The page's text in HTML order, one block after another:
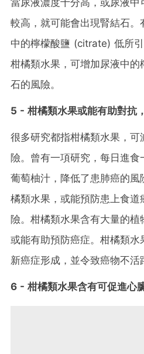
較高，就可能會出現腎結石
中的檸檬酸鹽 (citrate) 低所
柑橘類水果，可增加尿液中
石的風險。
5 - 柑橘類水果或能有助對抗
很多研究都指柑橘類水果，
險。曾有一項研究，每日進
葡萄柚汁，降低了患肺癌的
橘類水果，或能預防患上食
險。柑橘類水果含有大量的植
或能有助預防癌症。柑橘類水
新癌症形成，並令致癌物不活
6 - 柑橘類水果含有可促進心